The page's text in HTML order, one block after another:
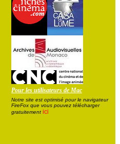
Pour les utilisateurs de Mac
Notre site est optimisé pour le navigateur
FireFox que vous pouvez télécharger
gratuitement ici